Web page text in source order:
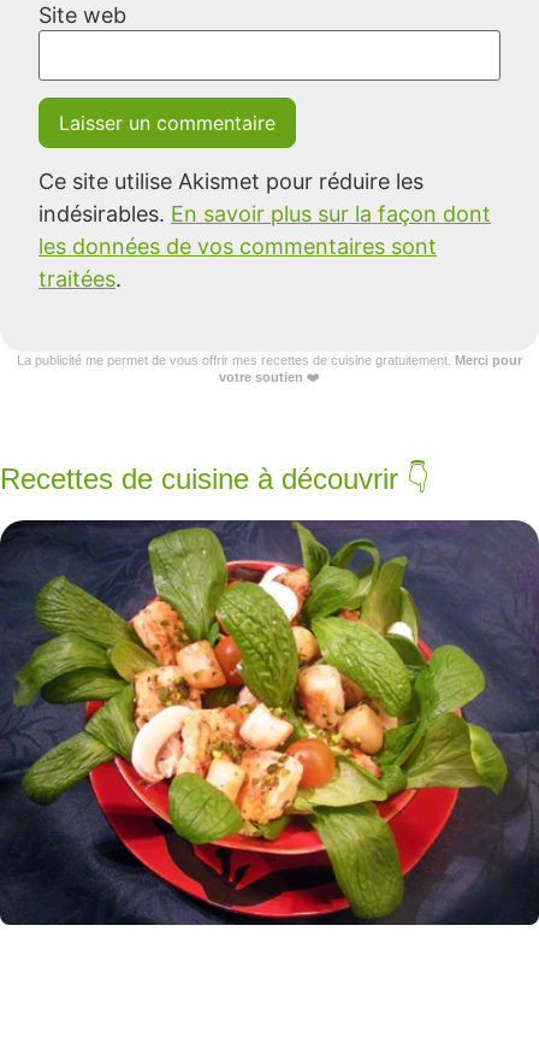
Site web
Ce site utilise Akismet pour réduire les
indésirables. En savoir plus sur la façon dont
les données de vos commentaires sont
traitées.
La publicité me permet de vous offrir mes recettes de cuisine gratuitement. Merci pour
votre soutien ❤️
Recettes de cuisine à découvrir 👇